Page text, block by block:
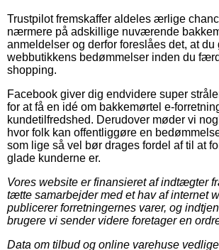
Trustpilot fremskaffer aldeles ærlige
nærmere på adskillige nuværende
anmeldelser og derfor foreslåes det, at du
webbutikkens bedømmelser inden du
shopping.
Facebook giver dig endvidere super
for at få en idé om bakkemørtel e-
kundetilfredshed. Derudover møder vi
hvor folk kan offentliggøre en
som lige så vel bør drages fordel af til at
glade kunderne er.
Vores website er finansieret af indtægter
tætte samarbejder med et hav af internet
publicerer forretningernes varer, og
brugere vi sender videre foretager en
Data om tilbud og online varehuse